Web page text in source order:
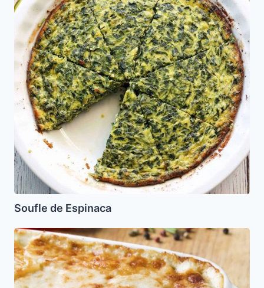
Soufle de Espinaca
Torta
de
Atun
(Pesaj)